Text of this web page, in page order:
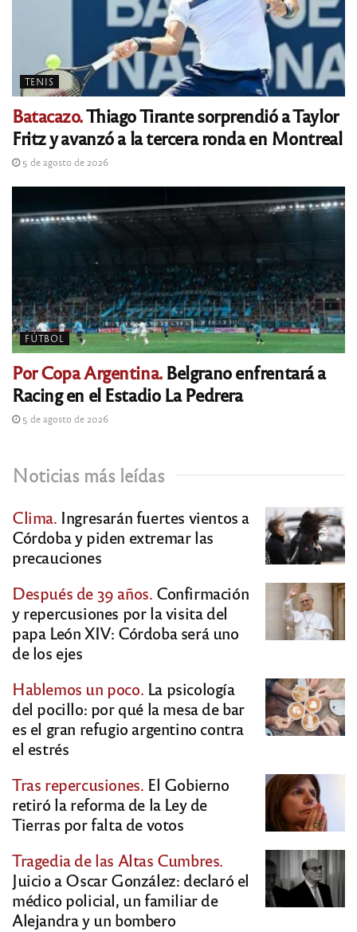
TENIS
Batacazo.Thiago Tirante sorprendió a Taylor
Fritz y avanzó a la tercera ronda en Montreal
5 de agosto de 2026
FÚTBOL
Por Copa Argentina.Belgrano enfrentará a
Racing en el Estadio La Pedrera
5 de agosto de 2026
Noticias más leídas
Clima. Ingresarán fuertes vientos a
Córdoba y piden extremar las
precauciones
Después de 39 años. Confirmación
y repercusiones por la visita del
papa León XIV: Córdoba será uno
de los ejes
Hablemos un poco. La psicología
del pocillo: por qué la mesa de bar
es el gran refugio argentino contra
el estrés
Tras repercusiones. El Gobierno
retiró la reforma de la Ley de
Tierras por falta de votos
Tragedia de las Altas Cumbres.
Juicio a Oscar González: declaró el
médico policial, un familiar de
Alejandra y un bombero